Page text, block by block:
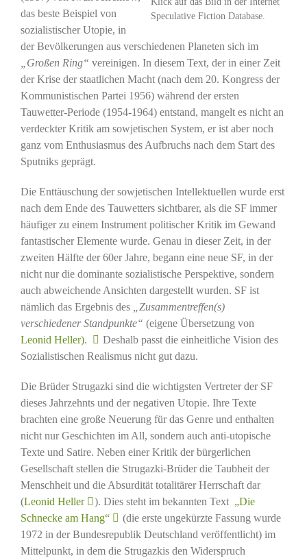
Speculative Fiction Database.
das beste Beispiel von
sozialistischer Utopie, in
der Bevölkerungen aus verschiedenen Planeten sich im
„Großen Ring“ vereinigen. In diesem Text, der in einer Zeit
der Krise der staatlichen Macht (nach dem 20. Kongress der
Kommunistischen Partei 1956) während der ersten
Tauwetter-Periode (1954-1964) entstand, mangelt es nicht an
verdeckter Kritik am sowjetischen System, er ist aber noch
ganz vom Enthusiasmus des Aufbruchs nach dem Start des
Sputniks geprägt.
Die Enttäuschung der sowjetischen Intellektuellen wurde erst
nach dem Ende des Tauwetters sichtbarer, als die SF immer
häufiger zu einem Instrument politischer Kritik im Gewand
fantastischer Elemente wurde. Genau in dieser Zeit, in der
zweiten Hälfte der 60er Jahre, begann eine neue SF, in der
nicht nur die dominante sozialistische Perspektive, sondern
auch abweichende Ansichten dargestellt wurden. SF ist
nämlich das Ergebnis des
„Zusammentreffen(s)
verschiedener Standpunkte“ (eigene Übersetzung von
Leonid Heller).
Deshalb passt die einheitliche Vision des
Sozialistischen Realismus nicht gut dazu.
Die Brüder Strugazki sind die wichtigsten Vertreter der SF
dieses Jahrzehnts und der negativen Utopie. Ihre Texte
brachten eine große Neuerung für das Genre und enthalten
nicht nur Geschichten im All, sondern auch anti-utopische
Texte und Satire. Neben einer Kritik der bürgerlichen
Gesellschaft stellen die Strugazki-Brüder die Taubheit der
Menschheit und die Absurdität totalitärer Herrschaft dar
(Leonid Heller ). Dies steht im bekannten Text „Die
Schnecke am Hang“
(die erste ungekürzte Fassung wurde
1972 in der Bundesrepublik Deutschland veröffentlicht) im
Mittelpunkt, in dem die Strugazkis den Widerspruch